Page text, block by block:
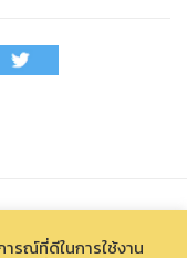
ารณ์ที่ดีในการใช้งาน